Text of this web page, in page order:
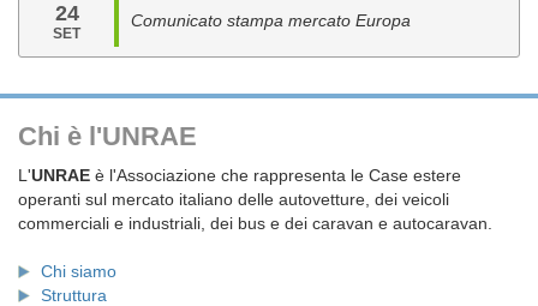
24
SET
Comunicato stampa mercato Europa
Chi è l'UNRAE
L'UNRAE è l'Associazione che rappresenta le Case estere
operanti sul mercato italiano delle autovetture, dei veicoli
commerciali e industriali, dei bus e dei caravan e autocaravan.
Chi siamo
Struttura